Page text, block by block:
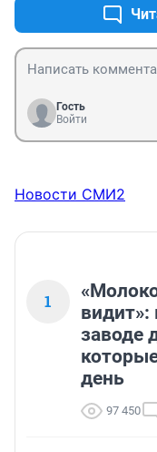
Гость
Войти
Новости СМИ2
1
заводе
день
97 450